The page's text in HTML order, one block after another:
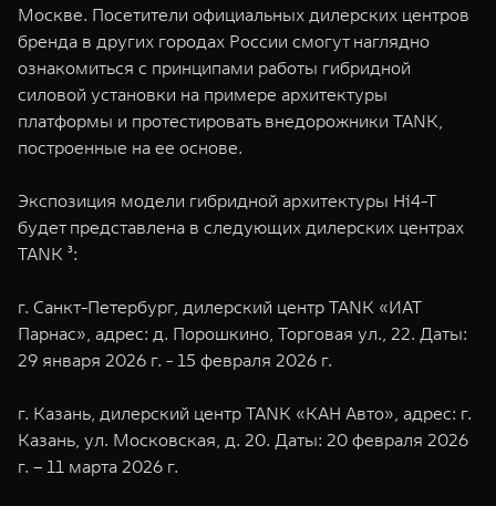
Москве. Посетители официальных дилерских центров
бренда в других городах России смогут наглядно
ознакомиться с принципами работы гибридной
силовой установки на примере архитектуры
платформы и протестировать внедорожники TANK,
построенные на ее основе.
Экспозиция модели гибридной архитектуры Hi4-T
будет представлена в следующих дилерских центрах
TANK ³:
г. Санкт-Петербург, дилерский центр TANK «ИАТ
Парнас», адрес: д. Порошкино, Торговая ул., 22. Даты:
29 января 2026 г. - 15 февраля 2026 г.
г. Казань, дилерский центр TANK «КАН Авто», адрес: г.
Казань, ул. Московская, д. 20. Даты: 20 февраля 2026
г. – 11 марта 2026 г.